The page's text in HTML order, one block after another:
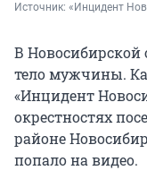
Источник: «Инцидент
В Новосибирской
тело мужчины.
«Инцидент
окрестностях
районе
попало на видео.